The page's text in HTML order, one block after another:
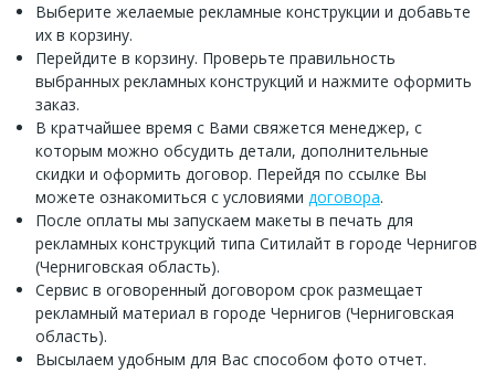
Выберите желаемые рекламные конструкции и добавьте
их в корзину.
Перейдите в корзину. Проверьте правильность
выбранных рекламных конструкций и нажмите оформить
заказ.
В кратчайшее время с Вами свяжется менеджер, с
которым можно обсудить детали, дополнительные
скидки и оформить договор. Перейдя по ссылке Вы
можете ознакомиться с условиями договора.
После оплаты мы запускаем макеты в печать для
рекламных конструкций типа Ситилайт в городе Чернигов
(Черниговская область).
Сервис в оговоренный договором срок размещает
рекламный материал в городе Чернигов (Черниговская
область).
Высылаем удобным для Вас способом фото отчет.